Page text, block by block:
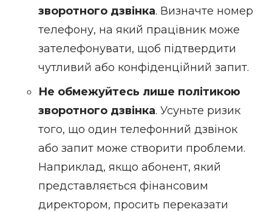
зворотного дзвінка. Визначте номер
телефону, на який працівник може
зателефонувати, щоб підтвердити
чутливий або конфіденційний запит.
Не обмежуйтесь лише політикою
зворотного дзвінка. Усуньте ризик
того, що один телефонний дзвінок
або запит може створити проблеми.
Наприклад, якщо абонент, який
представляється фінансовим
директором, просить переказати